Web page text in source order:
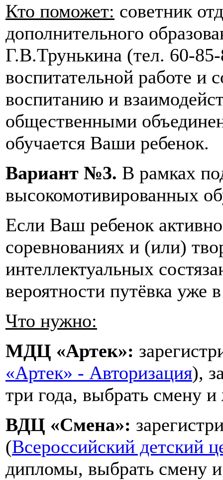
Кто поможет: советник
дополнительного
Г.В.Трунькина (тел. 60-
воспитательной работе и
воспитанию и
общественными
обучается Ваши ребенок.
Вариант №3. В рамках
высокомотивированных
Если Ваш ребенок
соревнованиях и (или)
интеллектуальных
вероятности путёвка уже
Что нужно:
МДЦ «Артек»:
«Артек» - Авторизация),
три года, выбрать смену
ВДЦ «Смена»:
(Всероссийский детский
дипломы, выбрать смену